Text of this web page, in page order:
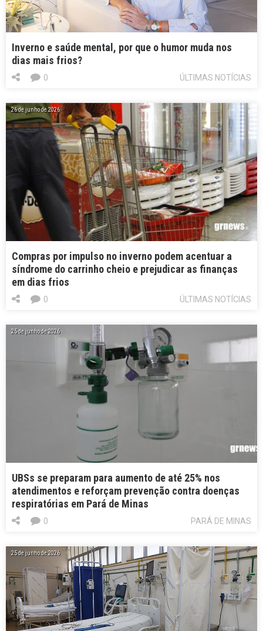
Inverno e saúde mental, por que o humor muda nos
dias mais frios?
ÚLTIMAS NOTÍCIAS
0
26 de junho de 2026
Compras por impulso no inverno podem acentuar a
síndrome do carrinho cheio e prejudicar as finanças
em dias frios
ÚLTIMAS NOTÍCIAS
0
25 de junho de 2026
UBSs se preparam para aumento de até 25% nos
atendimentos e reforçam prevenção contra doenças
respiratórias em Pará de Minas
PARÁ DE MINAS
0
25 de junho de 2026